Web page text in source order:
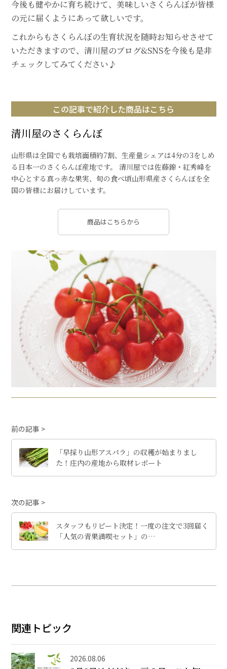
今後も健やかに育ち続けて、美味しいさくらんぼが皆様
の元に届くようにあって欲しいです。
これからもさくらんぼの生育状況を随時お知らせさせて
いただきますので、清川屋のブログ&SNSを今後も是非
チェックしてみてください♪
この記事で紹介した商品はこちら
清川屋のさくらんぼ
山形県は全国でも栽培面積約7割、生産量シェアは4分の3をしめ
る日本一のさくらんぼ産地です。 清川屋では佐藤錦・紅秀峰を
中心とする真っ赤な果実、旬の食べ頃山形県産さくらんぼを全
国の皆様にお届けしています。
商品はこちらから
前の記事
「早採り山形アスパラ」の収穫が始まりまし
た！庄内の産地から取材レポート
次の記事
スタッフもリピート決定！一度の注文で3回届く
「人気の青果満喫セット」の…
関連トピック
2026.08.06